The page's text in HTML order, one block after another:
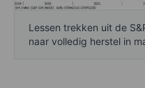
Lessen trekken uit de
naar volledig herstel in